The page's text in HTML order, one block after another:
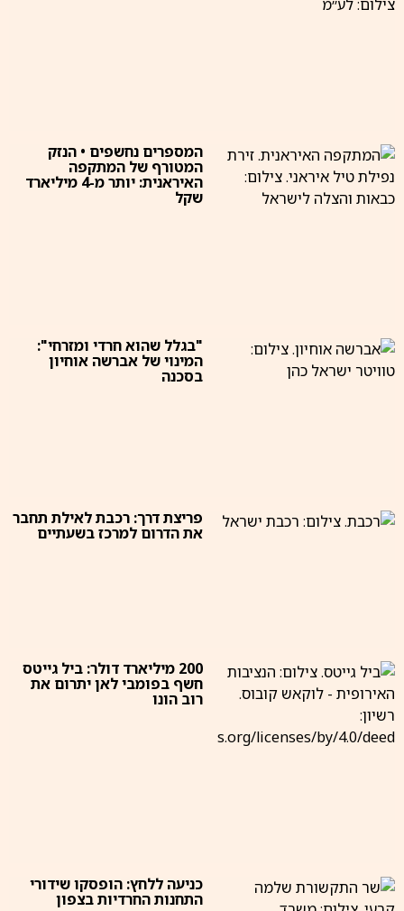
המספרים נחשפים • הנזק
המטורף של המתקפה
האיראנית: יותר מ-4 מיליארד
שקל
"בגלל שהוא חרדי ומזרחי":
המינוי של אברשה אוחיון
בסכנה
פריצת דרך: רכבת לאילת תחבר
את הדרום למרכז בשעתיים
200 מיליארד דולר: ביל גייטס
חשף בפומבי לאן יתרום את
רוב הונו
כניעה ללחץ: הופסקו שידורי
התחנות החרדיות בצפון